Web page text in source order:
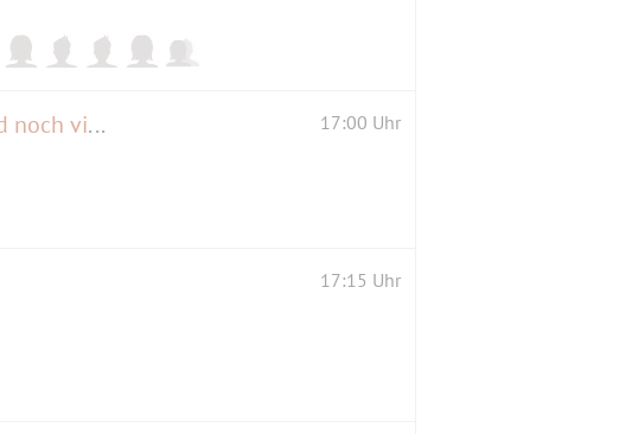
Schlittenhunderennen in Todtmoos, Wanderung mit Musher & Husky, und noch vieles mehr vom 27.-29.1.23 17:00 Uhr
17:15 Uhr